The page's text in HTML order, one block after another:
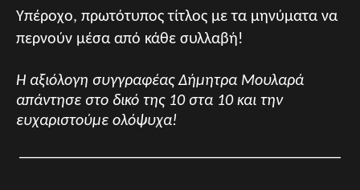
Υπέροχο, πρωτότυπος τίτλος με τα μηνύματα να
περνούν μέσα από κάθε συλλαβή!
Η αξιόλογη συγγραφέας Δήμητρα Μουλαρά
απάντησε στο δικό της 10 στα 10 και την
ευχαριστούμε ολόψυχα!